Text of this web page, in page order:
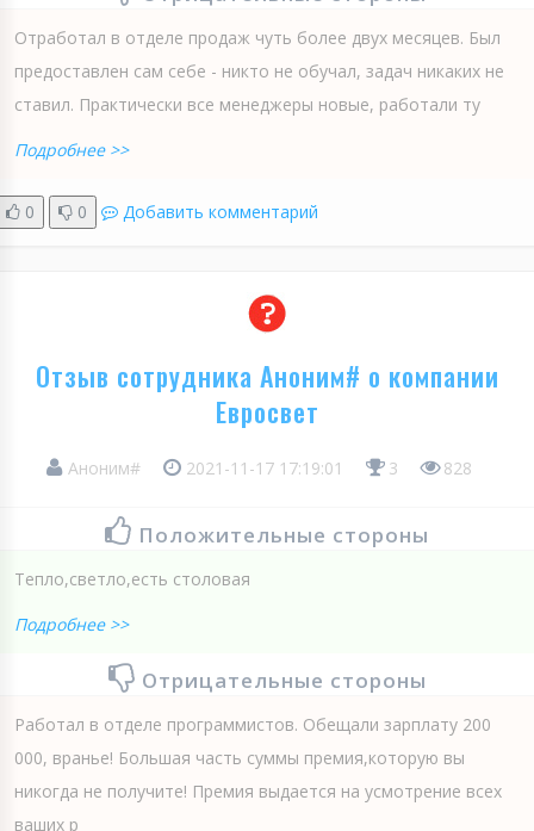
Отработал в отделе продаж чуть более двух месяцев. Был
предоставлен сам себе - никто не обучал, задач никаких не
ставил. Практически все менеджеры новые, работали ту
Подробнее >>
0 0 Добавить комментарий
Отзыв сотрудника Аноним# о компании
Евросвет
Аноним# 2021-11-17 17:19:01 3 828
Положительные стороны
Тепло,светло,есть столовая
Подробнее >>
Отрицательные стороны
Работал в отделе программистов. Обещали зарплату 200
000, вранье! Большая часть суммы премия,которую вы
никогда не получите! Премия выдается на усмотрение всех
ваших р